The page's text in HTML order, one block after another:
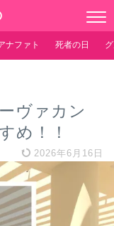
ナファト 死者の日
ヴァカン
め！！
2026年6月16日